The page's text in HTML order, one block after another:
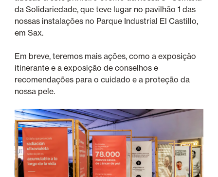
da Solidariedade, que teve lugar no pavilhão 1 das
nossas instalações no Parque Industrial El Castillo,
em Sax.
Em breve, teremos mais ações, como a exposição
itinerante e a exposição de conselhos e
recomendações para o cuidado e a proteção da
nossa pele.